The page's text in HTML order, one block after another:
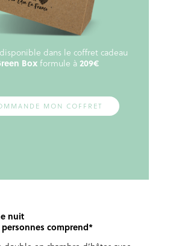
dans le coffret cadeau
Box formule à209€
MON COFFRET
nuit
comprend*